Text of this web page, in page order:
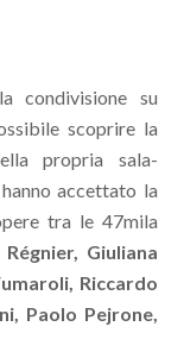
condivisione su
scoprire la
propria sala-
accettato la
tra le 47mila
Giuliana
Riccardo
Paolo Pejrone,